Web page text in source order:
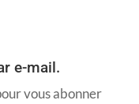
e-mail.
vous abonner